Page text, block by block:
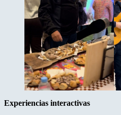
Experiencias interactivas